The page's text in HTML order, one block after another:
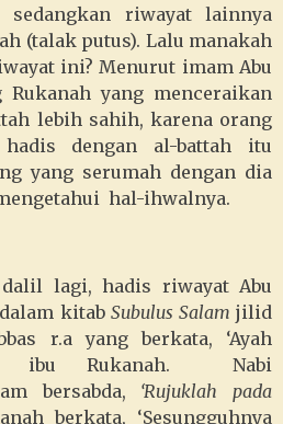
riwayat lainnya
(talak putus). Lalu manakah
ini? Menurut imam Abu
Rukanah yang menceraikan
lebih sahih, karena orang
dengan al-battah itu
yang serumah dengan dia
hal-ihwalnya.
lagi, hadis riwayat Abu
kitab Subulus Salam jilid
r.a yang berkata, ‘Ayah
ibu Rukanah. Nabi
bersabda, ‘Rujuklah pada
berkata, ‘Sesungguhnya